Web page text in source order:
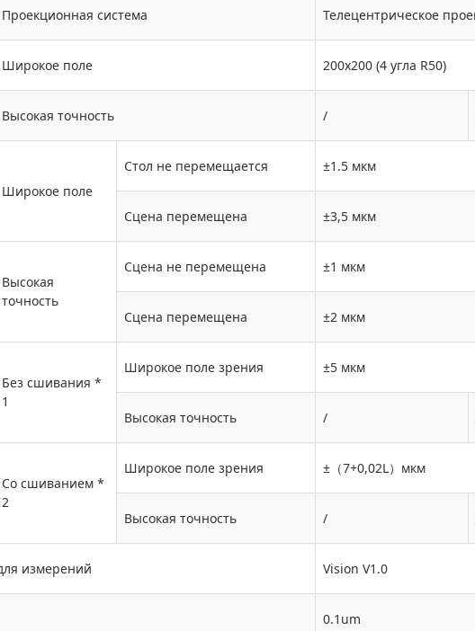
Проекционная система Телецентрическое
Широкое поле 200x200 (4 угла R50)
Высокая точность /
Широкое поле
Стол не перемещается ±1.5 мкм
Сцена перемещена ±3,5 мкм
Высокая
точность
Сцена не перемещена ±1 мкм
Сцена перемещена ±2 мкм
Без сшивания *
1
Широкое поле зрения ±5 мкм
Высокая точность /
Со сшиванием *
2
Широкое поле зрения ±（7+0,02L）мкм
Высокая точность /
измерений Vision V1.0
0.1um